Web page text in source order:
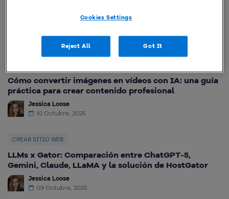
más rápidos y mucho más estables
Cómo convertir imágenes en vídeos con IA: una guía
práctica para crear contenido profesional
Jessica Loose
10 Octubre, 2025
CREAR SITIO WEB
LLMs x Gator: Comparación entre ChatGPT-5,
Gemini, Claude, LLaMA y la solución de HostGator
Jessica Loose
09 Octubre, 2025
Cookies Settings
Reject All Got It